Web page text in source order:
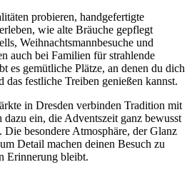
probieren, handgefertigte
wie alte Bräuche gepflegt
Weihnachtsmannbesuche und
auch bei Familien für strahlende
es gemütliche Plätze, an denen du dich
das festliche Treiben genießen kannst.
in Dresden verbinden Tradition mit
ein, die Adventszeit ganz bewusst
besondere Atmosphäre, der Glanz
Detail machen deinen Besuch zu
Erinnerung bleibt.